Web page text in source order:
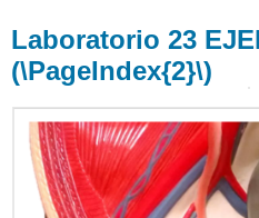
Laboratorio 23
(\PageIndex{2}\)